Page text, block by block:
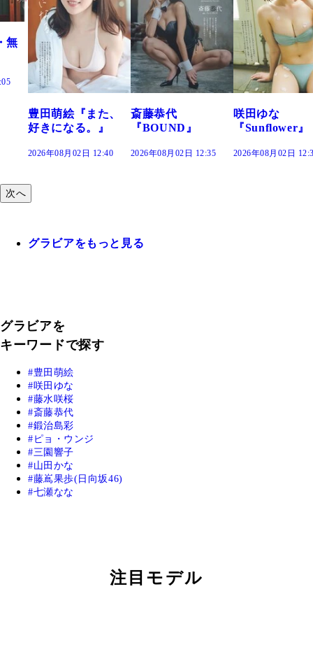
斎藤恭代
『BOUND』
2026年08月02日 12:35
咲田ゆな
『Sunflower』
2026年08月02日 12:30
藤水咲桜『花
だまり』
2026年08月02日
次へ
グラビアをもっと見る
グラビアを
キーワードで探す
豊田萌絵
咲田ゆな
藤水咲桜
斎藤恭代
鍛治島彩
ピョ・ウンジ
三園響子
山田かな
藤嶌果歩(日向坂46)
七瀬なな
注目モデル